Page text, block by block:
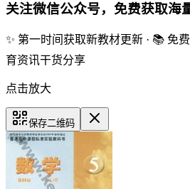
关注微信公众号，免费获取海
✨ 第一时间获取新教材更新 · 📚 免
育资讯干货分享
点击放大
保存二维码